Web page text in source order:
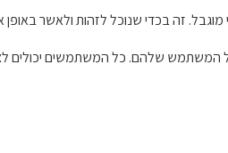
שלהם. כל המשתמשים יכולים